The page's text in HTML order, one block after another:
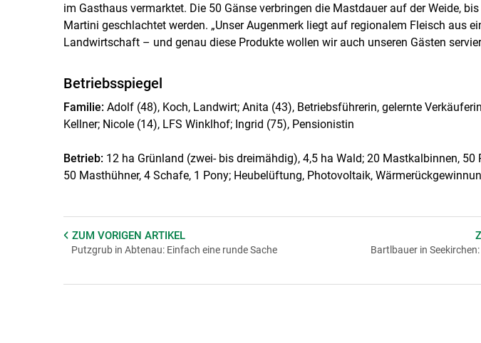
im Gasthaus vermarktet. Die 50 Gänse verbringen die Mastdauer auf der Weide,
Martini geschlachtet werden. „Unser Augenmerk liegt auf regionalem Fleisch aus
Landwirtschaft – und genau diese Produkte wollen wir auch unseren Gästen
Betriebsspiegel
Familie:Adolf (48), Koch, Landwirt; Anita (43), Betriebsführerin, gelernte
Kellner; Nicole (14), LFS Winklhof; Ingrid (75), Pensionistin
Betrieb:12 ha Grünland (zwei- bis dreimähdig), 4,5 ha Wald; 20 Mastkalbinnen, 50
50 Masthühner, 4 Schafe, 1 Pony; Heubelüftung, Photovoltaik,
ZUM VORIGEN ARTIKEL
Putzgrub in Abtenau: Einfach eine runde Sache
Bartlbauer in